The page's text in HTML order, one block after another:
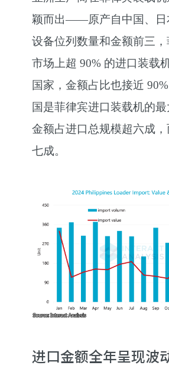
颖而出——原产自中国、日
设备位列数量和金额前三，
市场上超 90% 的进口装载
国家，金额占比也接近
国是菲律宾进口装载机的最
金额占进口总规模超六成
七成。
进口金额全年呈现波